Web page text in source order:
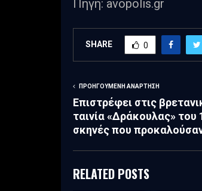
Πηγή: avopolis.gr
SHARE 0
ΠΡΟΗΓΟΎΜΕΝΗ ΑΝΆΡΤΗΣΗ
Επιστρέφει στις
ταινία «Δράκουλας» του
σκηνές που
RELATED POSTS